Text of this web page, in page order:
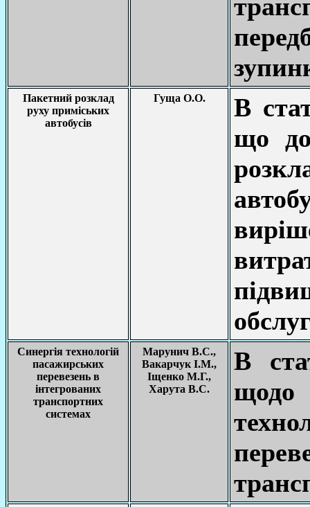
Пакетний розклад
руху приміських
автобусів
Гуща О.О.
В
що
Синергія технологій
пасажирських
перевезень в
інтегрованих
транспортних
системах
Марунич В.С.,
Вакарчук І.М.,
Іщенко М.Г.,
Харута В.С.
В
щодо